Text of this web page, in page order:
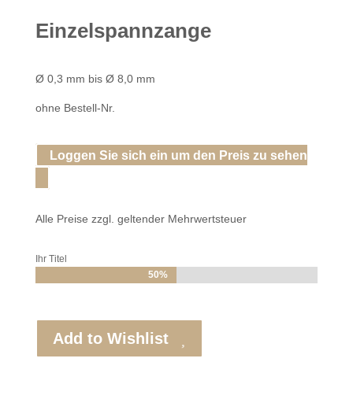
Einzelspannzange
Ø 0,3 mm bis Ø 8,0 mm
ohne Bestell-Nr.
Loggen Sie sich ein um den Preis zu sehen
Alle Preise zzgl. geltender Mehrwertsteuer
Ihr Titel
50%
50%
Add to Wishlist